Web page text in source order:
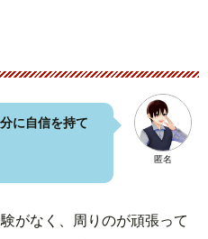
匿名
に自信を持て
がなく、周りのが頑張って